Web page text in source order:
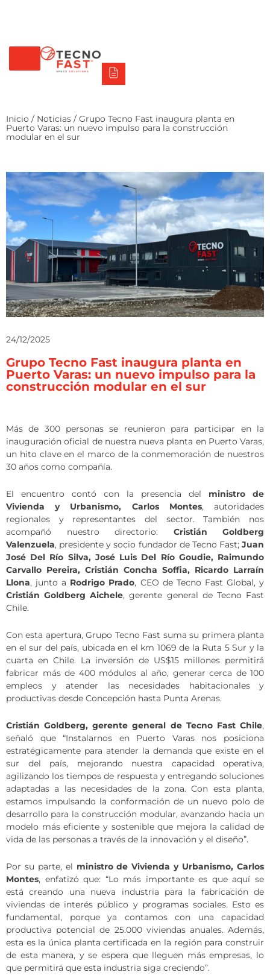
Inicio / Noticias / Grupo Tecno Fast inaugura planta en
Puerto Varas: un nuevo impulso para la construcción
modular en el sur
24/12/2025
Grupo Tecno Fast inaugura planta en
Puerto Varas: un nuevo impulso para la
construcción modular en el sur
Más de 300 personas se reunieron para participar en la
inauguración oficial de nuestra nueva planta en Puerto Varas,
un hito clave en el marco de la conmemoración de nuestros
30 años como compañía.
El encuentro contó con la presencia del ministro de
Vivienda y Urbanismo, Carlos Montes, autoridades
regionales y representantes del sector. También nos
acompañó nuestro directorio: Cristián Goldberg
Valenzuela, presidente y socio fundador de Tecno Fast; Juan
José Del Río Silva, José Luis Del Río Goudie, Raimundo
Carvallo Pereira, Cristián Concha Soffia, Ricardo Larraín
Llona, junto a Rodrigo Prado, CEO de Tecno Fast Global, y
Cristián Goldberg Aichele, gerente general de Tecno Fast
Chile.
Con esta apertura, Grupo Tecno Fast suma su primera planta
en el sur del país, ubicada en el km 1069 de la Ruta 5 Sur y la
cuarta en Chile. La inversión de US$15 millones permitirá
fabricar más de 400 módulos al año, generar cerca de 100
empleos y atender las necesidades habitacionales y
productivas desde Concepción hasta Punta Arenas.
Cristián Goldberg, gerente general de Tecno Fast Chile,
señaló que “Instalarnos en Puerto Varas nos posiciona
estratégicamente para atender la demanda que existe en el
sur del país, mejorando nuestra capacidad operativa,
agilizando los tiempos de respuesta y entregando soluciones
adaptadas a las necesidades de la zona. Con esta planta,
estamos impulsando la conformación de un nuevo polo de
desarrollo para la construcción modular, avanzando hacia un
modelo más eficiente y sostenible que mejora la calidad de
vida de las personas a través de la innovación y el diseño”.
Por su parte, el ministro de Vivienda y Urbanismo, Carlos
Montes, enfatizó que: “Lo más importante es que aquí se
está creando una nueva industria para la fabricación de
viviendas de interés público y programas sociales. Esto es
fundamental, porque ya contamos con una capacidad
productiva potencial de 25.000 viviendas anuales. Además,
esta es la única planta certificada en la región para construir
de esta manera, y se espera que lleguen más empresas, lo
que permitirá que esta industria siga creciendo”.